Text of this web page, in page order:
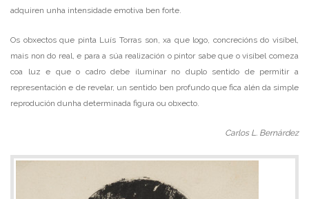
adquiren unha intensidade emotiva ben forte.
Os obxectos que pinta Luís Torras son, xa que logo, concrecións do visíbel,
mais non do real, e para a súa realización o pintor sabe que o visíbel comeza
coa luz e que o cadro debe iluminar no duplo sentido de permitir a
representación e de revelar, un sentido ben profundo que fica alén da simple
reprodución dunha determinada figura ou obxecto.
Carlos L. Bernárdez